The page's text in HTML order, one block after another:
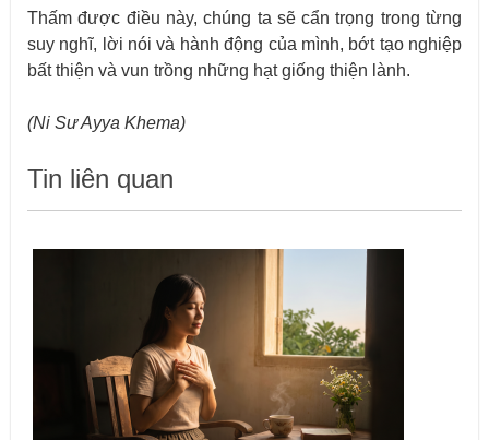
Thấm được điều này, chúng ta sẽ cẩn trọng trong từng
suy nghĩ, lời nói và hành động của mình, bớt tạo nghiệp
bất thiện và vun trồng những hạt giống thiện lành.
(Ni Sư Ayya Khema)
Tin liên quan